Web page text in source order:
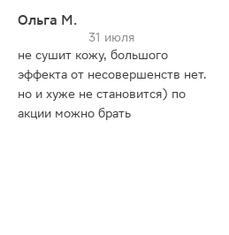
Ольга М.
31 июля
не сушит кожу, большого
эффекта от несовершенств нет.
но и хуже не становится) по
акции можно брать